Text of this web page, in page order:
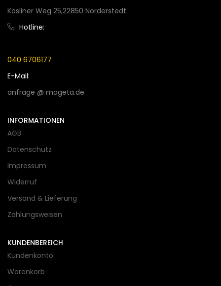
Kösliner Weg 25,22850 Norderstedt
Hotline:
040 6706177
E-Mail:
anfrage @ mageta.de
INFORMATIONEN
AGB
Datenschutz
Impressum
Widerruf
Versand & Lieferung
Zahlungsweisen
KUNDENBEREICH
Kundenkonto
Warenkorb